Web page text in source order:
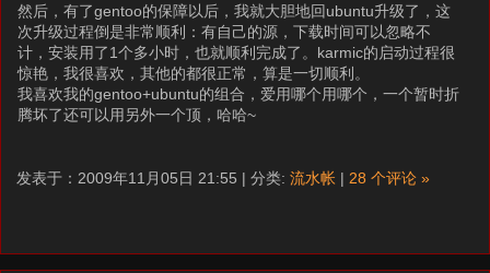
然后，有了gentoo的保障以后，我就大胆地回ubuntu升级了，这
次升级过程倒是非常顺利：有自己的源，下载时间可以忽略不
计，安装用了1个多小时，也就顺利完成了。karmic的启动过程很
惊艳，我很喜欢，其他的都很正常，算是一切顺利。
我喜欢我的gentoo+ubuntu的组合，爱用哪个用哪个，一个暂时折
腾坏了还可以用另外一个顶，哈哈~
发表于：2009年11月05日 21:55 | 分类: 流水帐 | 28 个评论 »